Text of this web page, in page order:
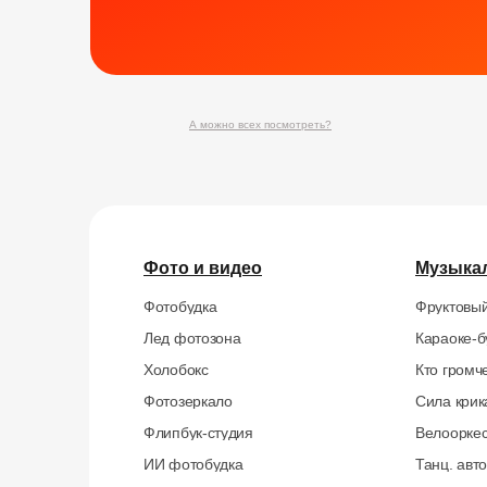
А можно всех посмотреть?
Фото и видео
Фотобудка
Лед фотозона
Холобокс
Фотозеркало
Флипбук-студия
ИИ фотобудка
Караоке-
Кто
Сила
Танц.